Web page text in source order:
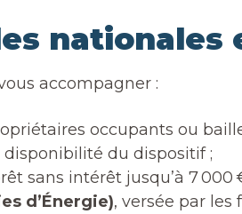
nationales
accompagner :
occupants ou
du dispositif ;
sans intérêt jusqu’à 7
d’Énergie), versée par les